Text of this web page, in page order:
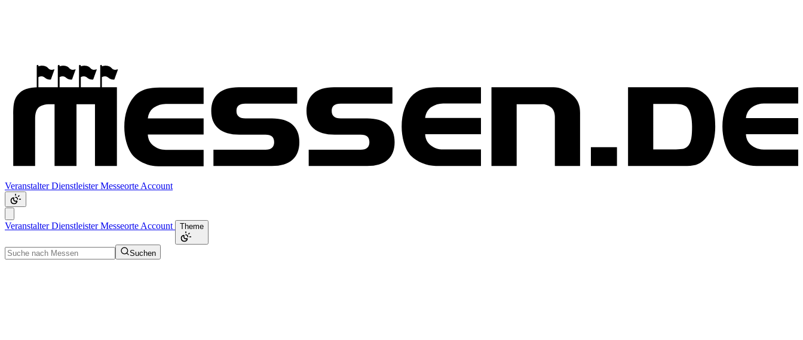
VeranstalterDienstleisterMesseorte Account
VeranstalterDienstleisterMesseorte Account Theme
Suchen